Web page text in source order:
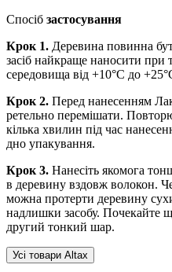
Спосіб застосування
Крок 1. Деревина повинна
засіб найкраще наносити при
середовища від +10°С до
Крок 2. Перед нанесенням
ретельно перемішати.
кілька хвилин під час
дно упакування.
Крок 3. Нанесіть якомога
в деревину вздовж волокон.
можна протерти деревину
надлишки засобу. Почекайте
другий тонкий шар.
Усі товари Altax